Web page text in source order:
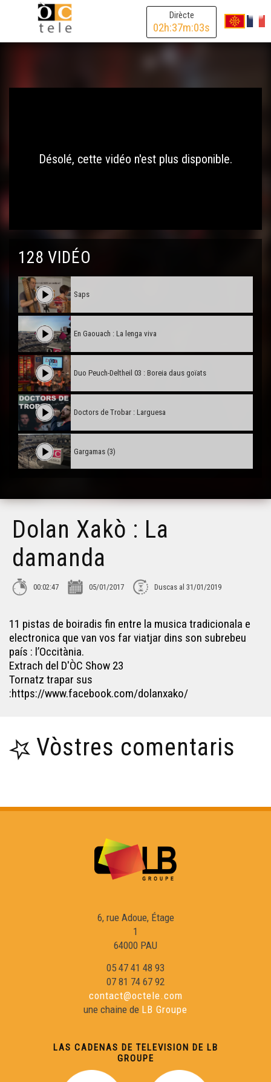
Dirècte
02h:37m:03s
Désolé, cette vidéo n'est plus disponible.
128 VIDÉO
Saps
En Gaouach : La lenga viva
Duo Peuch-Deltheil 03 : Boreia daus goïats
Doctors de Trobar : Larguesa
Gargamas (3)
Hestiv'Òc
Trio ERMS, extrait de la creacion "Indians"
Muriel Batbie Castell
Eths Bandolets
Eric Fraj 02
Eric Fraj : Marinièr
Lambrusquera : A la claror deu reve
Gargamas (1)
En Gaouach : La Mau Maridèia
Dolan Xakò : La
damanda
00:02:47 05/01/2017 Duscas al 31/01/2019
11 pistas de boiradis fin entre la musica tradicionala e
electronica que van vos far viatjar dins son subrebeu
país : l’Occitània.
Extrach del D'ÒC Show 23
Tornatz trapar sus
:https://www.facebook.com/dolanxako/
Vòstres comentaris
6, rue Adoue, Étage
1
64000 PAU
05 47 41 48 93
07 81 74 67 92
contact@octele.com
une chaine de LB Groupe
LAS CADENAS DE TELEVISION DE LB
GROUPE